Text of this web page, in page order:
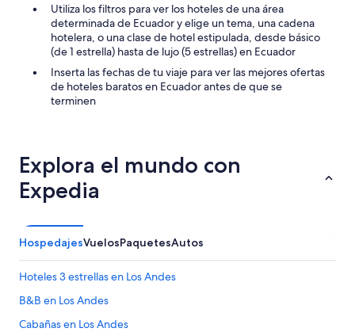
Utiliza los filtros para ver los hoteles de una área
determinada de Ecuador y elige un tema, una cadena
hotelera, o una clase de hotel estipulada, desde básico
(de 1 estrella) hasta de lujo (5 estrellas) en Ecuador
Inserta las fechas de tu viaje para ver las mejores ofertas
de hoteles baratos en Ecuador antes de que se
terminen
Explora el mundo con
Expedia
HospedajesVuelosPaquetesAutos
Hoteles 3 estrellas en Los Andes
B&B en Los Andes
Cabañas en Los Andes